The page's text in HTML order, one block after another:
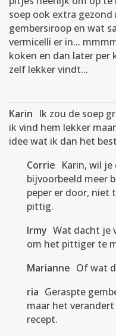
soep ook extra
gembersiroop en wat
vermicelli er in...
koken en dan later per
zelf lekker vindt...
Karin Ik zou de soep
ik vind hem lekker
idee wat ik dan het
Corrie Karin, wil
bijvoorbeeld meer
peper er door, niet
pittig.
Irmy Wat dacht je
om het pittiger te
Marianne Of wat
ria Geraspte
maar het
recept.